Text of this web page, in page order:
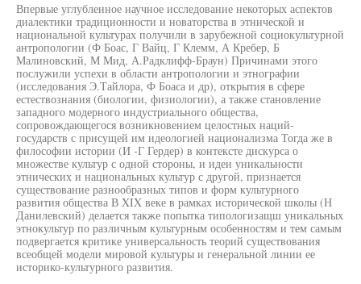
Впервые углубленное научное исследование некоторых аспектов
диалектики традиционности и новаторства в этнической и
национальной культурах получили в зарубежной социокультурной
антропологии (Ф Боас, Г Вайц, Г Клемм, А Кребер, Б
Малиновский, М Мид, А.Радклифф-Браун) Причинами этого
послужили успехи в области антропологии и этнографии
(исследования Э.Тайлора, Ф Боаса и др), открытия в сфере
естествознания (биологии, физиологии), а также становление
западного модерного индустриального общества,
сопровождающегося возникновением целостных наций-
государств с присущей им идеологией национализма Тогда же в
философии истории (И -Г Гердер) в контексте дискурса о
множестве культур с одной стороны, и идеи уникальности
этнических и национальных культур с другой, признается
существование разнообразных типов и форм культурного
развития общества В XIX веке в рамках исторической школы (Н
Данилевский) делается также попытка типологизащш уникальных
этнокультур по различным культурным особенностям и тем самым
подвергается критике универсальность теорий существования
всеобщей модели мировой культуры и генеральной линии ее
историко-культурного развития.